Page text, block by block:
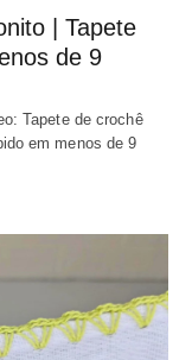
| Tapete
de 9
Tapete de crochê
em menos de 9